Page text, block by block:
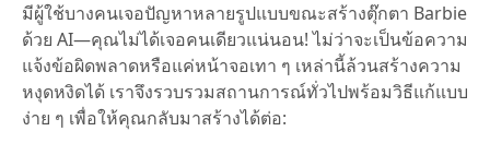
มีผู้ใช้บางคนเจอปัญหาหลายรูปแบบขณะสร้างตุ๊กตา Barbie
ด้วย AI—คุณไม่ได้เจอคนเดียวแน่นอน! ไม่ว่าจะเป็นข้อความ
แจ้งข้อผิดพลาดหรือแค่หน้าจอเทา ๆ เหล่านี้ล้วนสร้างความ
หงุดหงิดได้ เราจึงรวบรวมสถานการณ์ทั่วไปพร้อมวิธีแก้แบบ
ง่าย ๆ เพื่อให้คุณกลับมาสร้างได้ต่อ: